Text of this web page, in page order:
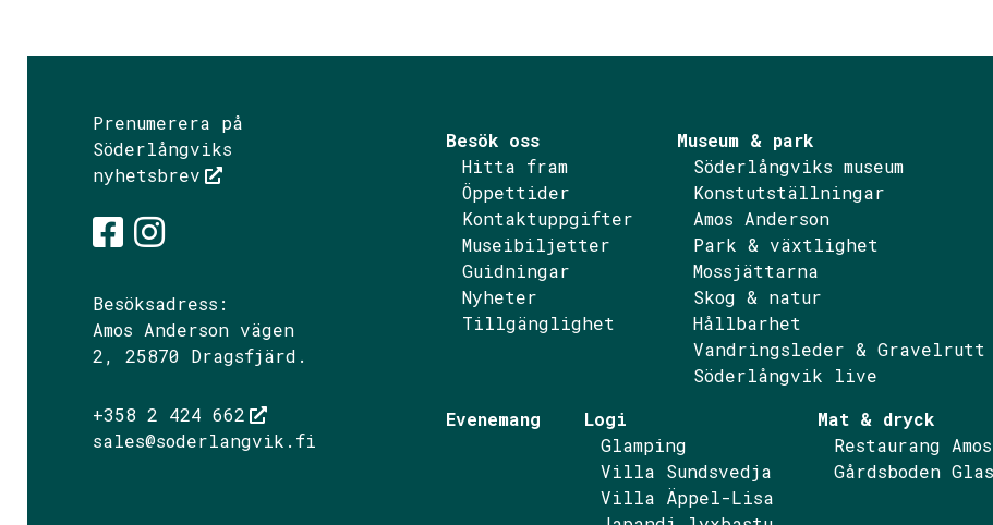
Prenumerera på
Söderlångviks
nyhetsbrev
Söderlångvik på Facebook
Söderlångvik på Instagram
Besöksadress:
Amos Anderson vägen
2, 25870 Dragsfjärd.
+358 2 424 662
sales@soderlangvik.fi
Besök oss
Hitta fram
Öppettider
Kontaktuppgifter
Museibiljetter
Guidningar
Nyheter
Tillgänglighet
Museum & park
Söderlångviks museum
Konstutställningar
Amos Anderson
Park & växtlighet
Mossjättarna
Skog & natur
Hållbarhet
Vandringsleder & Gravelrutt
Söderlångvik live
Evenemang
Logi
Glamping
Villa Sundsvedja
Villa Äppel-Lisa
Mat & dryck
Restaurang
Gårdsboden